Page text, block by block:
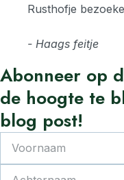
Rusthofje
- Haags feitje​
Abonneer op
de hoogte te
blog post!